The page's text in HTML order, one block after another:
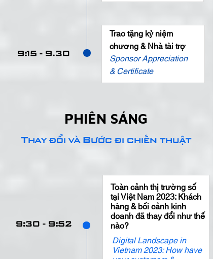
PHIÊN SÁNG
Thay đổi và Bước đi chiến thuật
9:15 - 9.30
Trao tặng kỷ niệm
chương & Nhà tài trợ
Sponsor Appreciation
& Certificate
Toàn cảnh thị trường số
tại Việt Nam 2023: Khách
hàng & bối cảnh kinh
doanh đã thay đổi như thế
nào?
Digital Landscape in
Vietnam 2023: How have
9:30 - 9:52